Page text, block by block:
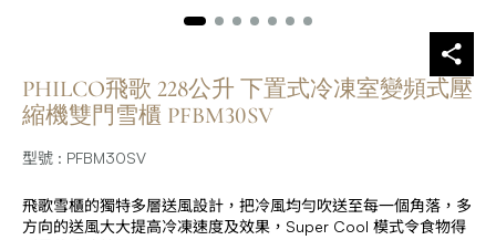
PHILCO飛歌 228公升 下置式冷凍室變頻式壓
縮機雙門雪櫃 PFBM30SV
型號 : PFBM30SV
飛歌雪櫃的獨特多層送風設計，把冷風均勻吹送至每一個角落，多
方向的送風大大提高冷凍速度及效果，Super Cool 模式令食物得